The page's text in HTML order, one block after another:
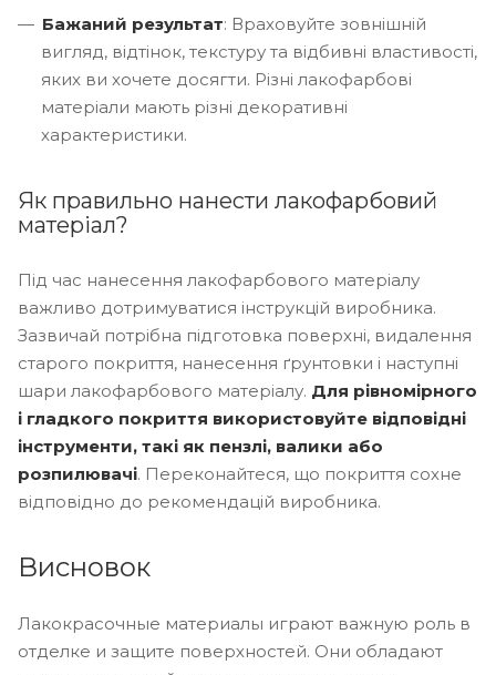
Бажаний результат: Враховуйте зовнішній
вигляд, відтінок, текстуру та відбивні властивості,
яких ви хочете досягти. Різні лакофарбові
матеріали мають різні декоративні
характеристики.
Як правильно нанести лакофарбовий
матеріал?
Під час нанесення лакофарбового матеріалу
важливо дотримуватися інструкцій виробника.
Зазвичай потрібна підготовка поверхні, видалення
старого покриття, нанесення ґрунтовки і наступні
шари лакофарбового матеріалу. Для рівномірного
і гладкого покриття використовуйте відповідні
інструменти, такі як пензлі, валики або
розпилювачі. Переконайтеся, що покриття сохне
відповідно до рекомендацій виробника.
Висновок
Лакокрасочные материалы играют важную роль в
отделке и защите поверхностей. Они обладают